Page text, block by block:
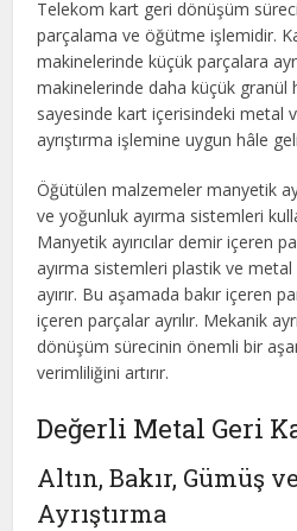
Telekom kart geri dönüşüm
parçalama ve öğütme işlemidir.
makinelerinde küçük parçalara
makinelerinde daha küçük granül
sayesinde kart içerisindeki metal
ayrıştırma işlemine uygun hâle
Öğütülen malzemeler manyetik
ve yoğunluk ayırma sistemleri
Manyetik ayırıcılar demir içeren
ayırma sistemleri plastik ve
ayırır. Bu aşamada bakır içeren
içeren parçalar ayrılır. Mekanik
dönüşüm sürecinin önemli bir
verimliliğini artırır.
Değerli Metal Geri
Altın, Bakır, Gümüş
Ayrıştırma